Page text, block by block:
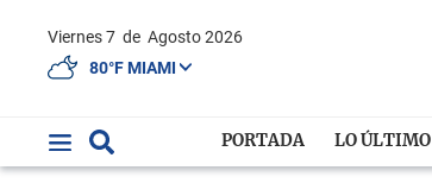
Viernes 7 de Agosto 2026
80°F MIAMI
PORTADA LO ÚLTIMO